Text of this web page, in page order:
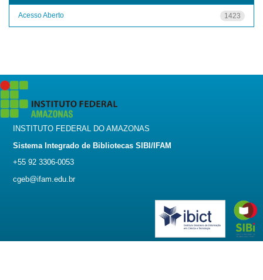
1423
Acesso Aberto
INSTITUTO FEDERAL DO AMAZONAS
Sistema Integrado de Bibliotecas SIBI/IFAM
+55 92 3306-0053
cgeb@ifam.edu.br